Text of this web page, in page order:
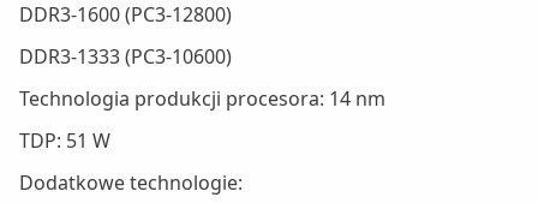
DDR3-1600 (PC3-12800)
DDR3-1333 (PC3-10600)
Technologia produkcji procesora: 14 nm
TDP: 51 W
Dodatkowe technologie: